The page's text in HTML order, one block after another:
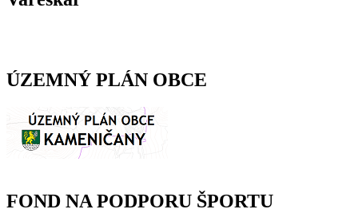
ÚZEMNÝ PLÁN OBCE
FOND NA PODPORU ŠPORTU